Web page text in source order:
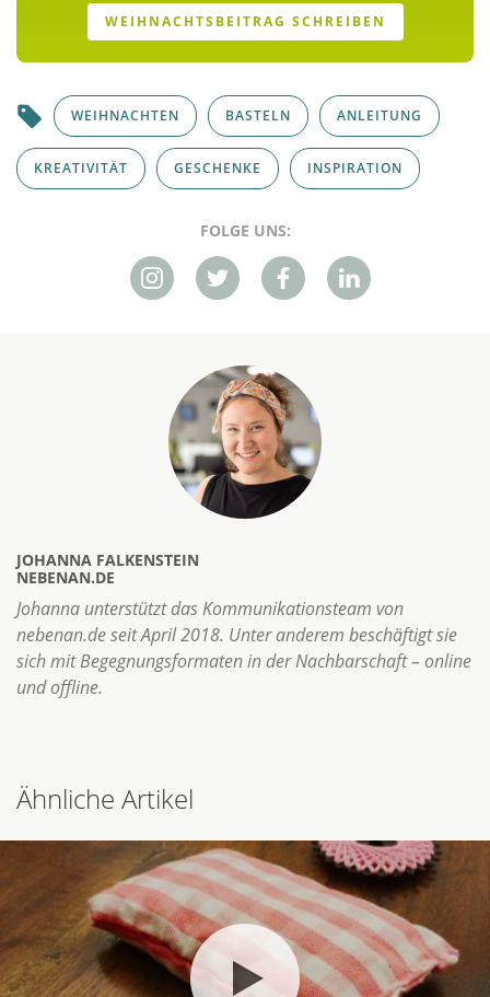
WEIHNACHTSBEITRAG SCHREIBEN
WEIHNACHTEN BASTELN ANLEITUNG
KREATIVITÄT GESCHENKE INSPIRATION
FOLGE UNS:
JOHANNA FALKENSTEIN
NEBENAN.DE
Johanna unterstützt das Kommunikationsteam von
nebenan.de seit April 2018. Unter anderem beschäftigt sie
sich mit Begegnungsformaten in der Nachbarschaft – online
und offline.
Ähnliche Artikel